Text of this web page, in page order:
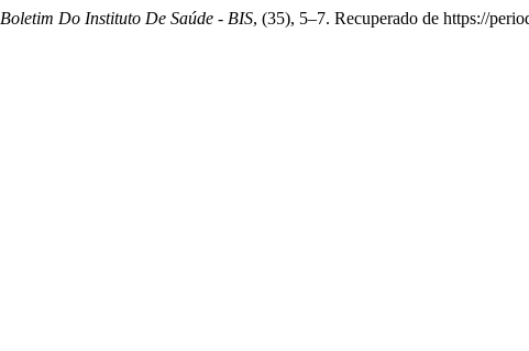
Boletim Do Instituto De Saúde - BIS, (35), 5–7. Recuperado de https://